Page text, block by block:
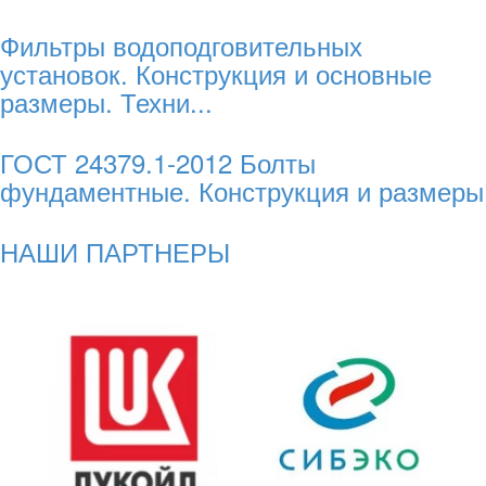
Фильтры водоподговительных
установок. Конструкция и основные
размеры. Техни...
ГОСТ 24379.1-2012 Болты
фундаментные. Конструкция и размеры
НАШИ ПАРТНЕРЫ